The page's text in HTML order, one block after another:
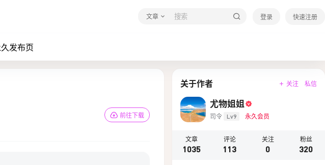
文章 登录 快速注册
发布页
前往下载
关于作者 关注 私信
尤物姐姐
司令 Lv9 永久会员
文章
1035
评论
113
关注
0
粉丝
320